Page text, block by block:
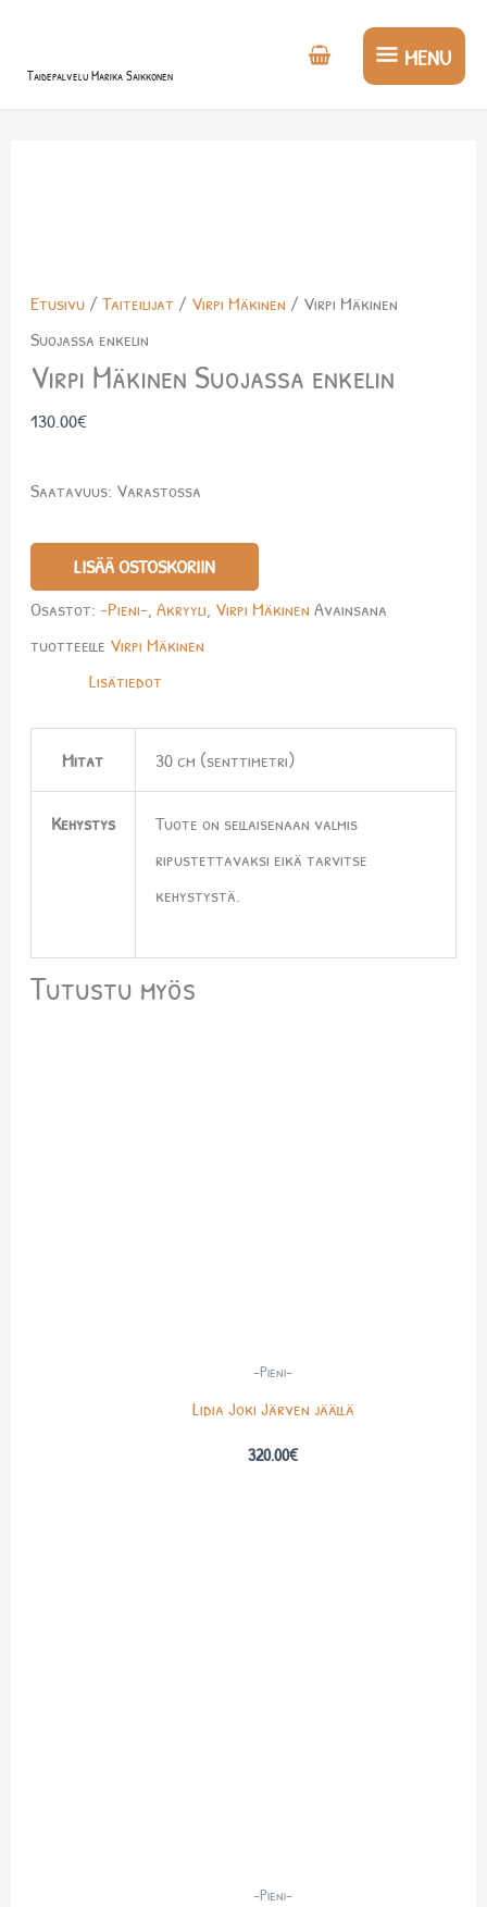
Taidepalvelu Marika Saikkonen
MENU
MENU
Etusivu/ Taiteilijat / Virpi Mäkinen / Virpi Mäkinen
Suojassa enkelin
Virpi Mäkinen Suojassa enkelin
130.00€
Saatavuus: Varastossa
määrä
LISÄÄ OSTOSKORIIN
Osastot: -Pieni-, Akryyli, Virpi Mäkinen Avainsana
tuotteelle Virpi Mäkinen
Lisätiedot
Mitat 30 cm (senttimetri)
Kehystys
Tuote on sellaisenaan valmis
ripustettavaksi eikä tarvitse
kehystystä.
Tutustu myös
-Pieni-
Lidia Joki Järven jäällä
320.00€
-Pieni-